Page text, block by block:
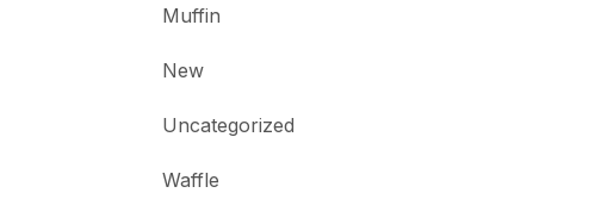
Muffin
New
Uncategorized
Waffle